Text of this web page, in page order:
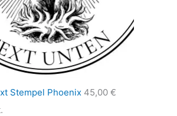
Stempel Phoenix 45,00 €